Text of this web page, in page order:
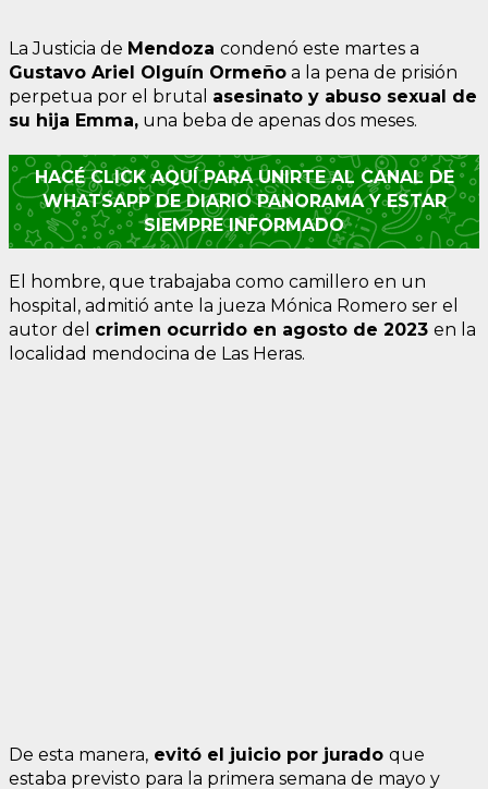
La Justicia de Mendoza condenó este martes a
Gustavo Ariel Olguín Ormeño a la pena de prisión
perpetua por el brutal asesinato y abuso sexual de
su hija Emma, una beba de apenas dos meses.
HACÉ CLICK AQUÍ PARA UNIRTE AL CANAL DE
WHATSAPP DE DIARIO PANORAMA Y ESTAR
SIEMPRE INFORMADO
El hombre, que trabajaba como camillero en un
hospital, admitió ante la jueza Mónica Romero ser el
autor del crimen ocurrido en agosto de 2023 en la
localidad mendocina de Las Heras.
De esta manera, evitó el juicio por jurado que
estaba previsto para la primera semana de mayo y